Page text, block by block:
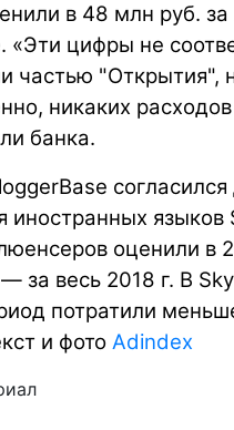
в 48 млн руб.
«Эти цифры не
частью "Открытия",
никаких
банка.
иностранных
оценили в
за весь 2018 г. В
потратили
и фото Adindex